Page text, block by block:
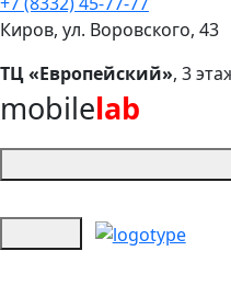
Киров, ул. Воровского, 43
ТЦ «Европейский», 3
mobilelab